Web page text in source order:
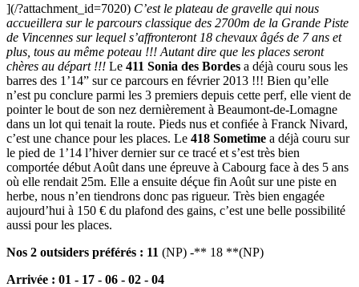
](/?attachment_id=7020) C’est le plateau de gravelle qui nous
accueillera sur le parcours classique des 2700m de la Grande Piste
de Vincennes sur lequel s’affronteront 18 chevaux âgés de 7 ans et
plus, tous au même poteau !!! Autant dire que les places seront
chères au départ !!! Le 411 Sonia des Bordes a déjà couru sous les
barres des 1’14” sur ce parcours en février 2013 !!! Bien qu’elle
n’est pu conclure parmi les 3 premiers depuis cette perf, elle vient de
pointer le bout de son nez dernièrement à Beaumont-de-Lomagne
dans un lot qui tenait la route. Pieds nus et confiée à Franck Nivard,
c’est une chance pour les places. Le 418 Sometime a déjà couru sur
le pied de 1’14 l’hiver dernier sur ce tracé et s’est très bien
comportée début Août dans une épreuve à Cabourg face à des 5 ans
où elle rendait 25m. Elle a ensuite déçue fin Août sur une piste en
herbe, nous n’en tiendrons donc pas rigueur. Très bien engagée
aujourd’hui à 150 € du plafond des gains, c’est une belle possibilité
aussi pour les places.
Nos 2 outsiders préférés : 11 (NP) -** 18 **(NP)
Arrivée : 01 - 17 - 06 - 02 - 04